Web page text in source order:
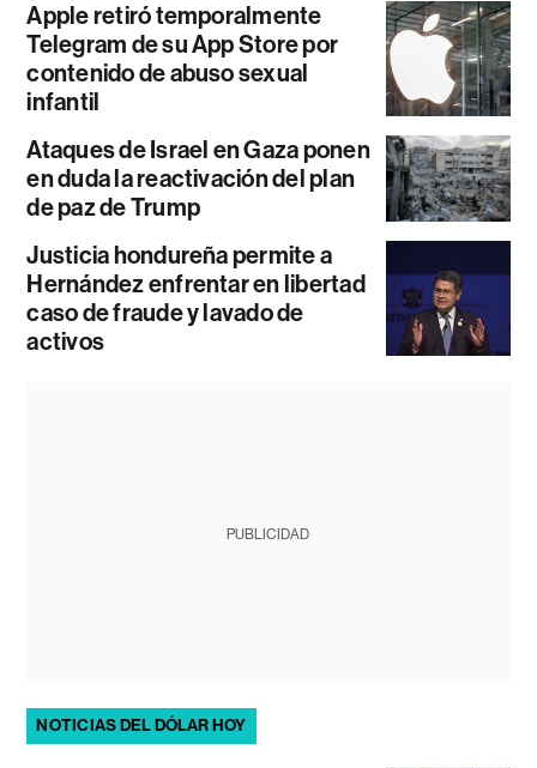
Apple retiró temporalmente
Telegram de su App Store por
contenido de abuso sexual
infantil
Ataques de Israel en Gaza ponen
en duda la reactivación del plan
de paz de Trump
Justicia hondureña permite a
Hernández enfrentar en libertad
caso de fraude y lavado de
activos
PUBLICIDAD
NOTICIAS DEL DÓLAR HOY